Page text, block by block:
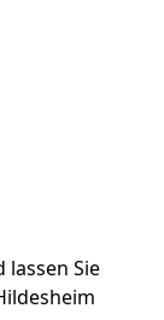
lassen Sie